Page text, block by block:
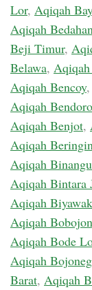
Lor, Aqiqah
Aqiqah
Beji Timur,
Belawa,
Aqiqah Bencoy,
Aqiqah
Aqiqah Benjot,
Aqiqah
Aqiqah
Aqiqah Bintara
Aqiqah Biyawak
Aqiqah
Aqiqah Bode
Aqiqah
Barat, Aqiqah